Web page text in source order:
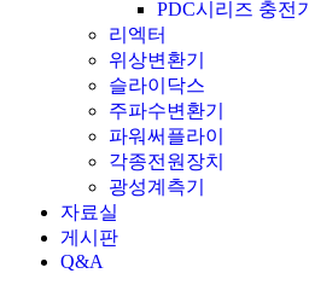
PDC시리즈 충전기
리엑터
위상변환기
슬라이닥스
주파수변환기
파워써플라이
각종전원장치
광성계측기
자료실
게시판
Q&A